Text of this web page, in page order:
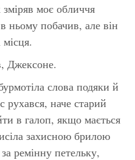
моє обличчя
ньому побачив, але він
Джексоне.
слова подяки й
рухався, наче старий
в галоп, якщо мається
захисною брилою
ремінну петельку,